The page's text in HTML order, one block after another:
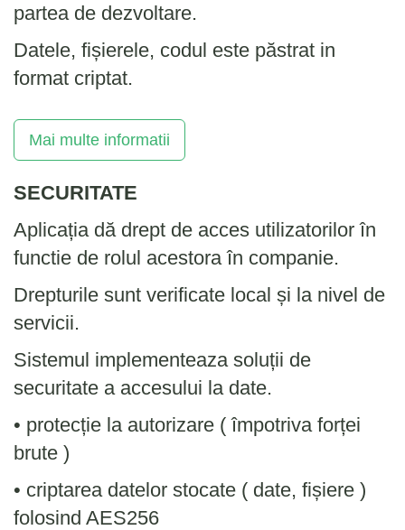
partea de dezvoltare.
Datele, fișierele, codul este păstrat in
format criptat.
Mai multe informatii
SECURITATE
Aplicația dă drept de acces utilizatorilor în
functie de rolul acestora în companie.
Drepturile sunt verificate local și la nivel de
servicii.
Sistemul implementeaza soluții de
securitate a accesului la date.
• protecție la autorizare ( împotriva forței
brute )
• criptarea datelor stocate ( date, fișiere )
folosind AES256